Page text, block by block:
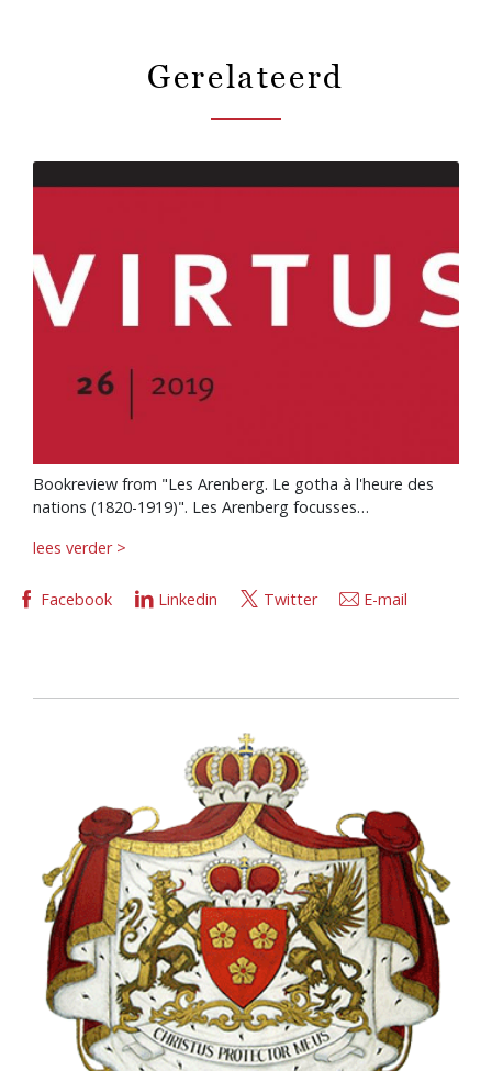
Gerelateerd
Bookreview from "Les Arenberg. Le gotha à l'heure des
nations (1820-1919)". Les Arenberg focusses…
lees verder >
Facebook Linkedin Twitter E-mail